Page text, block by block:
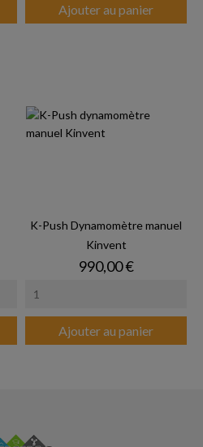
Ajouter au panier
K-Push Dynamomètre manuel
Kinvent
Prix
990,00 €
Ajouter au panier